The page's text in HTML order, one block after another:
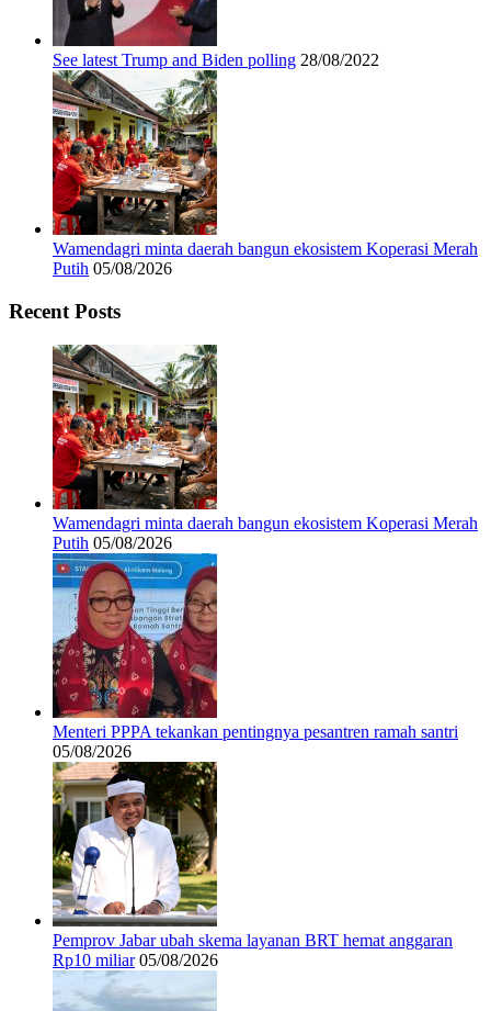
See latest Trump and Biden polling 28/08/2022
Wamendagri minta daerah bangun ekosistem Koperasi Merah
Putih 05/08/2026
Recent Posts
Wamendagri minta daerah bangun ekosistem Koperasi Merah
Putih 05/08/2026
Menteri PPPA tekankan pentingnya pesantren ramah santri
05/08/2026
Pemprov Jabar ubah skema layanan BRT hemat anggaran
Rp10 miliar 05/08/2026